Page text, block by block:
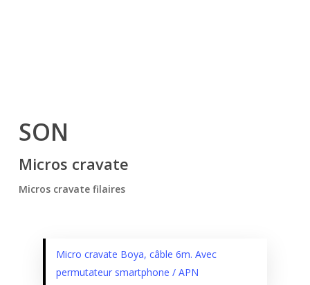
SON
Micros cravate
Micros cravate filaires
Micro cravate Boya, câble 6m. Avec
permutateur smartphone / APN